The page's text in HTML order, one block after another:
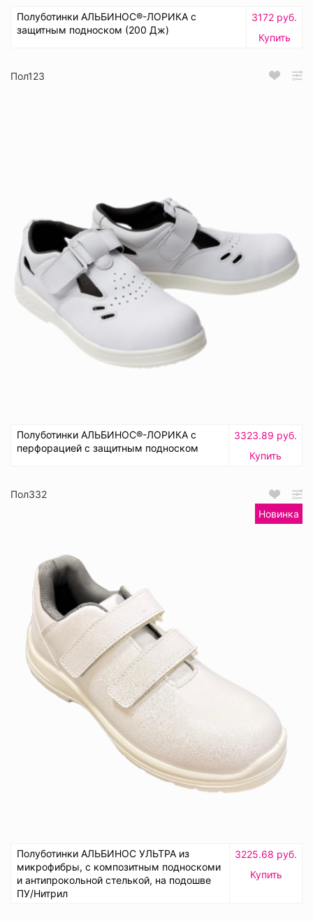
Полуботинки АЛЬБИНОС®-ЛОРИКА с
защитным подноском (200 Дж)
3172 руб.
Купить
Пол123
Полуботинки АЛЬБИНОС®-ЛОРИКА с
перфорацией с защитным подноском
3323.89 руб.
Купить
Пол332
Новинка
Полуботинки АЛЬБИНОС УЛЬТРА из
микрофибры, с композитным подноскоми
и антипрокольной стелькой, на подошве
ПУ/Нитрил
3225.68 руб.
Купить